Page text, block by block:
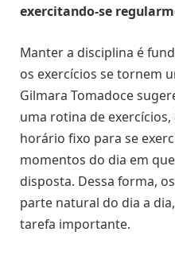
exercitando-se
Manter a disciplina é
os exercícios se tornem
Gilmara Tomadoce
uma rotina de
horário fixo para se
momentos do dia em
disposta. Dessa forma,
parte natural do dia a
tarefa importante.